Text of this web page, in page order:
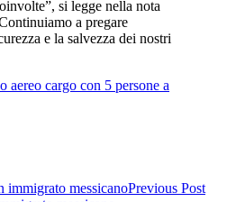
si legge nella nota
a pregare
e la salvezza dei nostri
aereo cargo con 5 persone a
Previous Post